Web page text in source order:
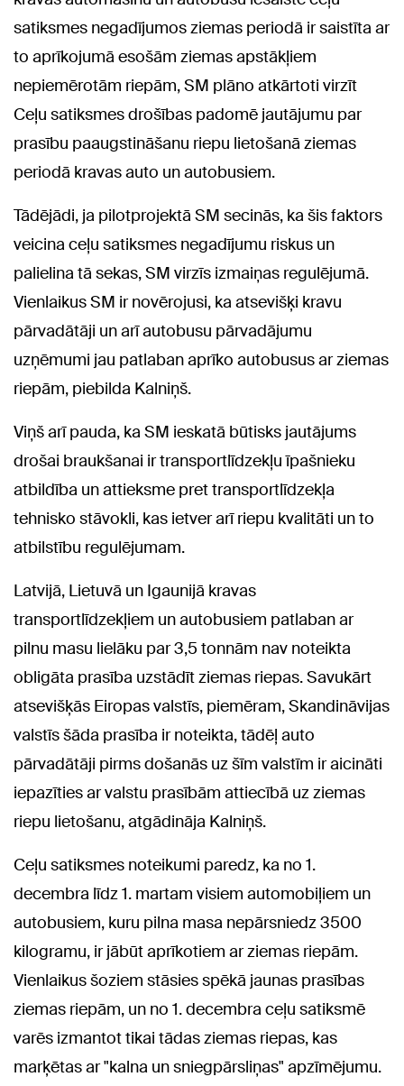
satiksmes negadījumos ziemas periodā ir saistīta ar
to aprīkojumā esošām ziemas apstākļiem
nepiemērotām riepām, SM plāno atkārtoti virzīt
Ceļu satiksmes drošības padomē jautājumu par
prasību paaugstināšanu riepu lietošanā ziemas
periodā kravas auto un autobusiem.
Tādējādi, ja pilotprojektā SM secinās, ka šis faktors
veicina ceļu satiksmes negadījumu riskus un
palielina tā sekas, SM virzīs izmaiņas regulējumā.
Vienlaikus SM ir novērojusi, ka atsevišķi kravu
pārvadātāji un arī autobusu pārvadājumu
uzņēmumi jau patlaban aprīko autobusus ar ziemas
riepām, piebilda Kalniņš.
Viņš arī pauda, ka SM ieskatā būtisks jautājums
drošai braukšanai ir transportlīdzekļu īpašnieku
atbildība un attieksme pret transportlīdzekļa
tehnisko stāvokli, kas ietver arī riepu kvalitāti un to
atbilstību regulējumam.
Latvijā, Lietuvā un Igaunijā kravas
transportlīdzekļiem un autobusiem patlaban ar
pilnu masu lielāku par 3,5 tonnām nav noteikta
obligāta prasība uzstādīt ziemas riepas. Savukārt
atsevišķās Eiropas valstīs, piemēram, Skandināvijas
valstīs šāda prasība ir noteikta, tādēļ auto
pārvadātāji pirms došanās uz šīm valstīm ir aicināti
iepazīties ar valstu prasībām attiecībā uz ziemas
riepu lietošanu, atgādināja Kalniņš.
Ceļu satiksmes noteikumi paredz, ka no 1.
decembra līdz 1. martam visiem automobiļiem un
autobusiem, kuru pilna masa nepārsniedz 3500
kilogramu, ir jābūt aprīkotiem ar ziemas riepām.
Vienlaikus šoziem stāsies spēkā jaunas prasības
ziemas riepām, un no 1. decembra ceļu satiksmē
varēs izmantot tikai tādas ziemas riepas, kas
marķētas ar "kalna un sniegpārsliņas" apzīmējumu.